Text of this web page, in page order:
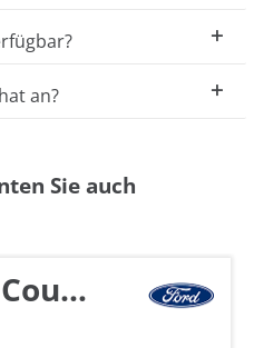
an?
Sie auch
Ford Tourneo Courier